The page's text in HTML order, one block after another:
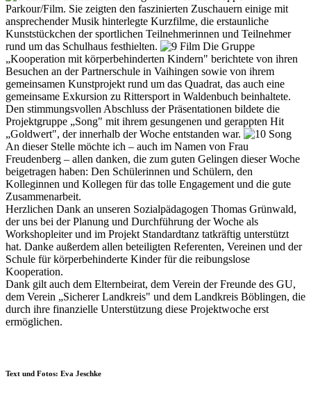
Parkour/Film. Sie zeigten den faszinierten Zuschauern einige mit
ansprechender Musik hinterlegte Kurzfilme, die erstaunliche
Kunststückchen der sportlichen Teilnehmerinnen und Teilnehmer
rund um das Schulhaus festhielten.
Die Gruppe
„Kooperation mit körperbehinderten Kindern" berichtete von ihren
Besuchen an der Partnerschule in Vaihingen sowie von ihrem
gemeinsamen Kunstprojekt rund um das Quadrat, das auch eine
gemeinsame Exkursion zu Rittersport in Waldenbuch beinhaltete.
Den stimmungsvollen Abschluss der Präsentationen bildete die
Projektgruppe „Song" mit ihrem gesungenen und gerappten Hit
„Goldwert", der innerhalb der Woche entstanden war.
An dieser Stelle möchte ich – auch im Namen von Frau
Freudenberg – allen danken, die zum guten Gelingen dieser Woche
beigetragen haben: Den Schülerinnen und Schülern, den
Kolleginnen und Kollegen für das tolle Engagement und die gute
Zusammenarbeit.
Herzlichen Dank an unseren Sozialpädagogen Thomas Grünwald,
der uns bei der Planung und Durchführung der Woche als
Workshopleiter und im Projekt Standardtanz tatkräftig unterstützt
hat. Danke außerdem allen beteiligten Referenten, Vereinen und der
Schule für körperbehinderte Kinder für die reibungslose
Kooperation.
Dank gilt auch dem Elternbeirat, dem Verein der Freunde des GU,
dem Verein „Sicherer Landkreis" und dem Landkreis Böblingen, die
durch ihre finanzielle Unterstützung diese Projektwoche erst
ermöglichen.
Text und Fotos: Eva Jeschke